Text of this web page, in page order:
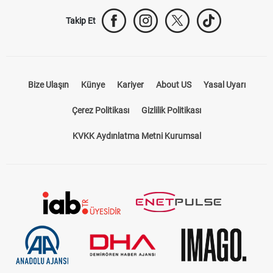
Takip Et
Bize Ulaşın Künye Kariyer About US Yasal Uyarı
Çerez Politikası Gizlilik Politikası
KVKK Aydınlatma Metni Kurumsal